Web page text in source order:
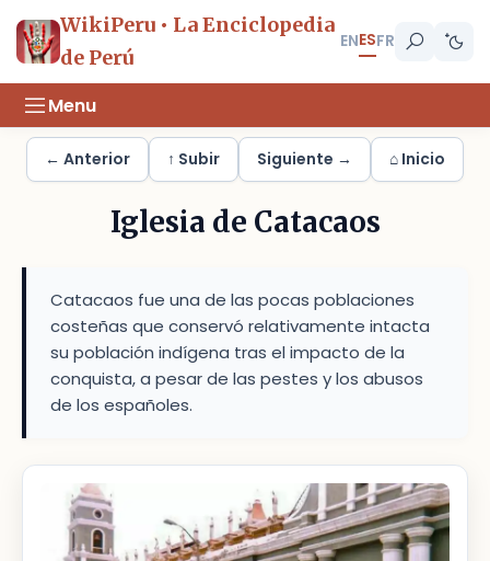
WikiPeru • La Enciclopedia
de Perú
ENESFR
Menu
← Anterior ↑ Subir Siguiente → ⌂ Inicio
Iglesia de Catacaos
Catacaos fue una de las pocas poblaciones
costeñas que conservó relativamente intacta
su población indígena tras el impacto de la
conquista, a pesar de las pestes y los abusos
de los españoles.